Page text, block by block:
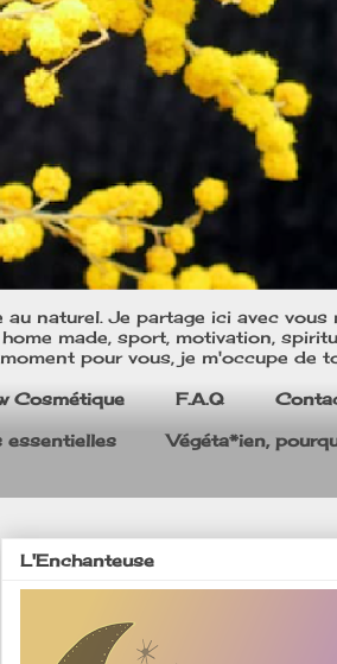
naturel. Je partage ici avec vous
made, sport, motivation,
pour vous, je m'occupe de
Cosmétique F.A.Q
essentielles Végéta*ien,
L'Enchanteuse